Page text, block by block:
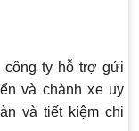
ty hỗ trợ gửi
và chành xe uy
và tiết kiệm chi